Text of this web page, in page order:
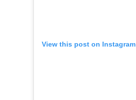
View this post on Instagram